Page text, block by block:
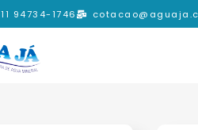
11 94734-1746